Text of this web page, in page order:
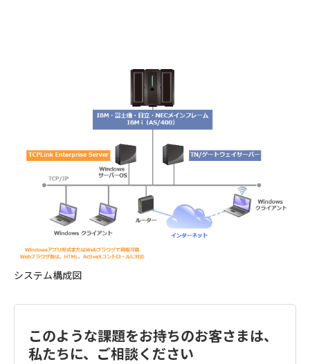
システム構成図
このような課題をお持ちのお客さまは、
私たちに、ご相談ください